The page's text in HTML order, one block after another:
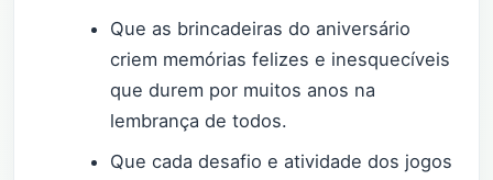
Que as brincadeiras do aniversário
criem memórias felizes e inesquecíveis
que durem por muitos anos na
lembrança de todos.
Que cada desafio e atividade dos jogos